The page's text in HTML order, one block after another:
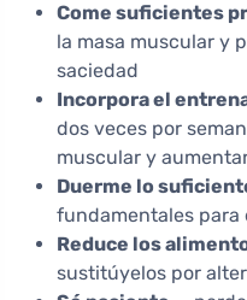
Come suficientes
la masa muscular y
saciedad
Incorpora el
dos veces por
muscular y
Duerme lo
fundamentales para
Reduce los
sustitúyelos por